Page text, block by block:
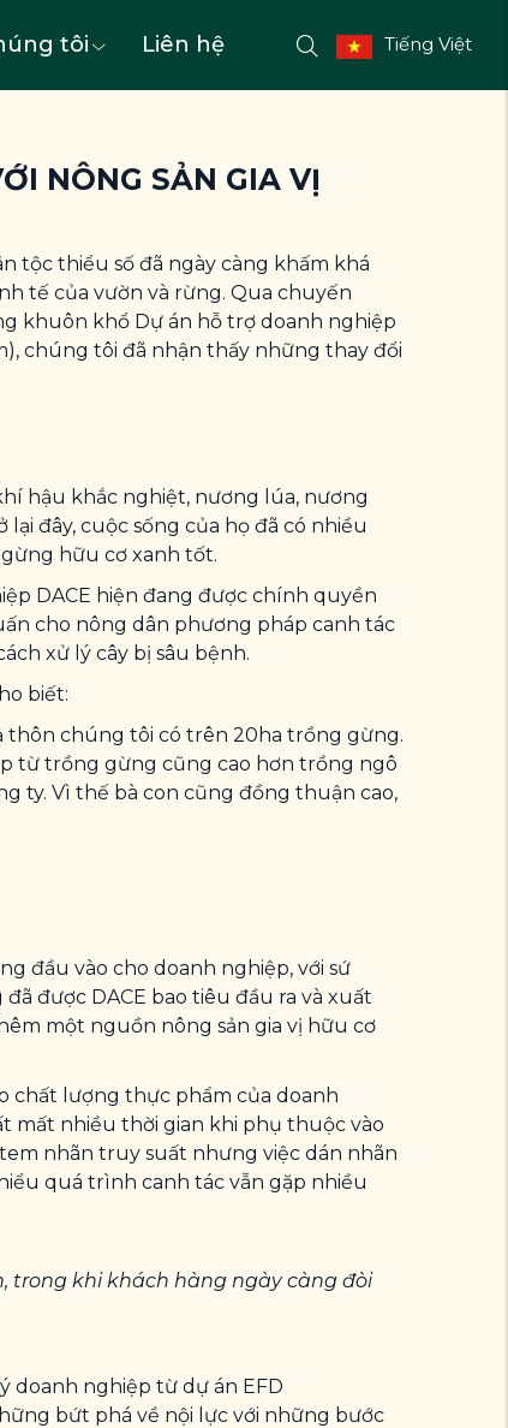
tôi Liên hệ Tiếng Việt
NÔNG SẢN GIA VỊ
tộc thiểu số đã ngày càng khấm khá
tế của vườn và rừng. Qua chuyến
khuôn khổ Dự án hỗ trợ doanh nghiệp
chúng tôi đã nhận thấy những thay đổi
hậu khắc nghiệt, nương lúa, nương
đây, cuộc sống của họ đã có nhiều
hữu cơ xanh tốt.
DACE hiện đang được chính quyền
cho nông dân phương pháp canh tác
xử lý cây bị sâu bệnh.
biết:
thôn chúng tôi có trên 20ha trồng gừng.
từ trồng gừng cũng cao hơn trồng ngô
ty. Vì thế bà con cũng đồng thuận cao,
đầu vào cho doanh nghiệp, với sứ
được DACE bao tiêu đầu ra và xuất
một nguồn nông sản gia vị hữu cơ
chất lượng thực phẩm của doanh
mất nhiều thời gian khi phụ thuộc vào
nhãn truy suất nhưng việc dán nhãn
quá trình canh tác vẫn gặp nhiều
trong khi khách hàng ngày càng đòi
doanh nghiệp từ dự án EFD
bứt phá về nội lực với những bước